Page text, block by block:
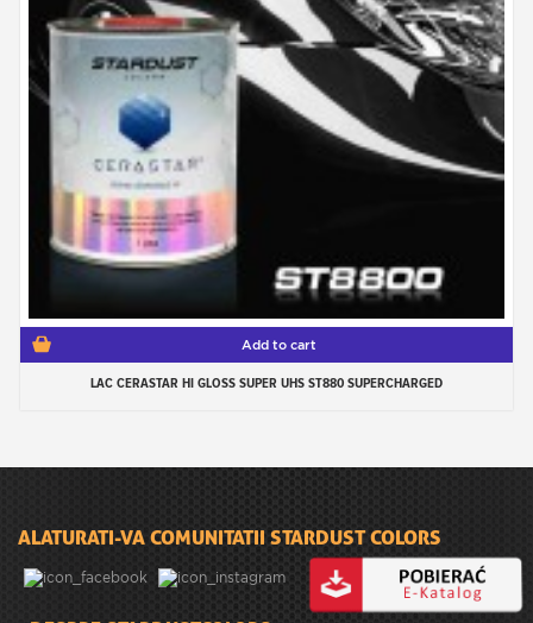
Add to cart
LAC CERASTAR HI GLOSS SUPER UHS ST880 SUPERCHARGED
ALATURATI-VA COMUNITATII STARDUST COLORS